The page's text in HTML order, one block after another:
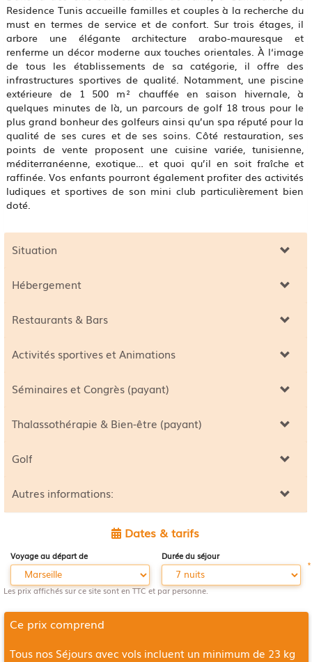
Residence Tunis accueille familles et couples à la recherche du
must en termes de service et de confort. Sur trois étages, il
arbore une élégante architecture arabo-mauresque et
renferme un décor moderne aux touches orientales. À l‘image
de tous les établissements de sa catégorie, il offre des
infrastructures sportives de qualité. Notamment, une piscine
extérieure de 1 500 m² chauffée en saison hivernale, à
quelques minutes de là, un parcours de golf 18 trous pour le
plus grand bonheur des golfeurs ainsi qu’un spa réputé pour la
qualité de ses cures et de ses soins. Côté restauration, ses
points de vente proposent une cuisine variée, tunisienne,
méditerranéenne, exotique… et quoi qu’il en soit fraîche et
raffinée. Vos enfants pourront également profiter des activités
ludiques et sportives de son mini club particulièrement bien
doté.
Situation
Hébergement
Restaurants & Bars
Activités sportives et Animations
Séminaires et Congrès (payant)
Thalassothérapie & Bien-être (payant)
Golf
Autres informations:
Ce prix comprend
Tous nos Séjours avec vols incluent un minimum de 23 kg
Dates & tarifs
Voyage au départ de
Durée du séjour
*
Les prix affichés sur ce site sont en TTC et par personne.